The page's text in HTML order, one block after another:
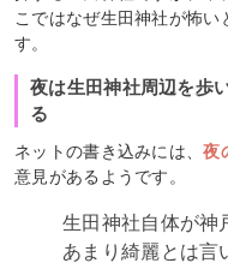
こではなぜ生田神社が怖い
す。
夜は生田神社周辺を歩
る
ネットの書き込みには、夜
意見があるようです。
生田神社自体が神
あまり綺麗とは言